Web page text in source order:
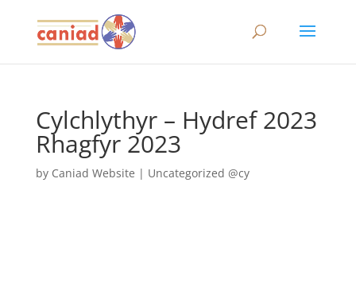
Cylchlythyr – Hydref 2023
Rhagfyr 2023
by Caniad Website | Uncategorized @cy